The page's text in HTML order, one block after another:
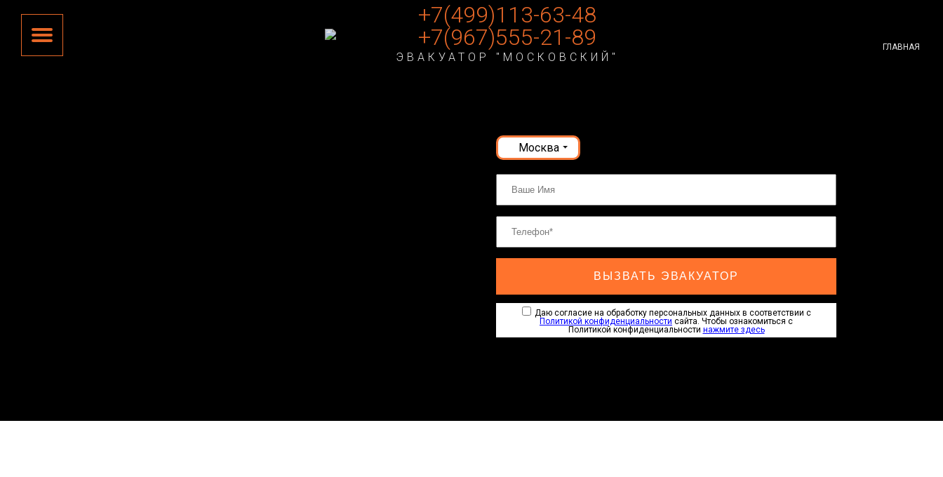
+7(499)113-63-48
+7(967)555-21-89
ЭВАКУАТОР "МОСКОВСКИЙ"
ГЛАВНАЯ
Москва
ВЫЗВАТЬ ЭВАКУАТОР
Даю согласие на обработку персональных данных в соответствии с
Политикой конфиденциальности сайта. Чтобы ознакомиться с
Политикой конфиденциальности нажмите здесь